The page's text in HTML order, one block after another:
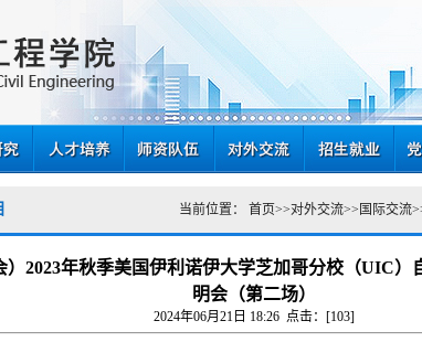
当前位置： 首页>>对外交流>> 国际交流
）2023年秋季美国伊利诺伊大学芝加哥分校（UIC
明会（第二场）
2024年06月21日 18:26 点击：[103]